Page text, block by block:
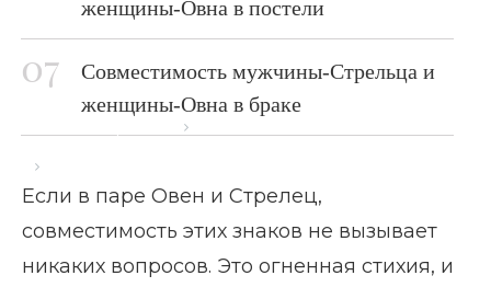
женщины-Овна в постели
Совместимость мужчины-Стрельца и
женщины-Овна в браке
Если в паре Овен и Стрелец,
совместимость этих знаков не вызывает
никаких вопросов. Это огненная стихия, и